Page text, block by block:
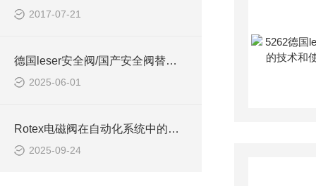
2017-07-21
德国leser安全阀/国产安全阀替代用阀
2025-06-01
Rotex电磁阀在自动化系统中的稳定表现
2025-09-24